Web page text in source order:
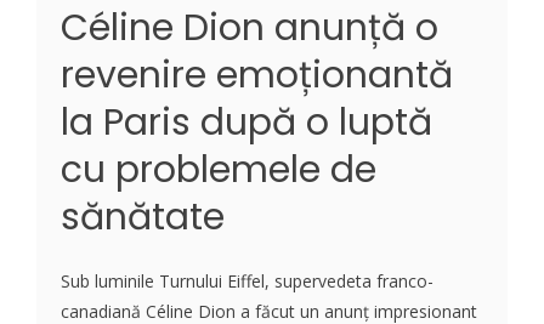
Céline Dion anunță o
revenire emoționantă
la Paris după o luptă
cu problemele de
sănătate
Sub luminile Turnului Eiffel, supervedeta franco-
canadiană Céline Dion a făcut un anunț impresionant